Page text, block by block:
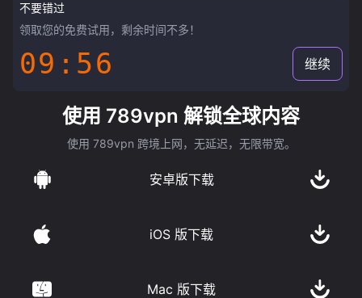
不要错过
领取您的免费试用，剩余时间不多！
09:55 继续
使用 789vpn 解锁全球内容
使用 789vpn 跨境上网，无延迟，无限带宽。
安卓版下载
iOS 版下载
Mac 版下载